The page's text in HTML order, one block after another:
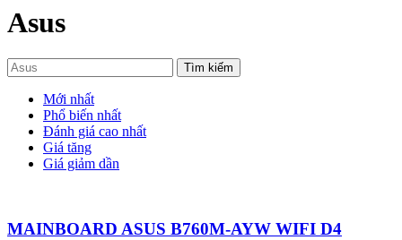
Asus
Tìm kiếm
Mới nhất
Phổ biến nhất
Đánh giá cao nhất
Giá tăng
Giá giảm dần
MAINBOARD ASUS B760M-AYW WIFI D4